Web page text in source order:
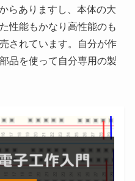
らありますし、本体の大
性能もかなり高性能のも
されています。自分が作
品を使って自分専用の製